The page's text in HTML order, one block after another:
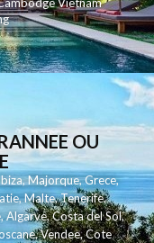
Vietnam
OU
,Majorque,Grece,
,Malte,Tenerife,
,Algarve,Costa del Sol,
,Vendee,Cote